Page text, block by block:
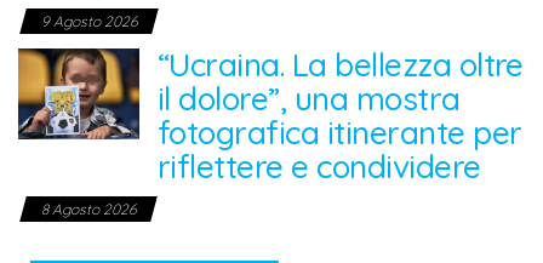
9 Agosto 2026
“Ucraina. La bellezza oltre
il dolore”, una mostra
fotografica itinerante per
riflettere e condividere
8 Agosto 2026